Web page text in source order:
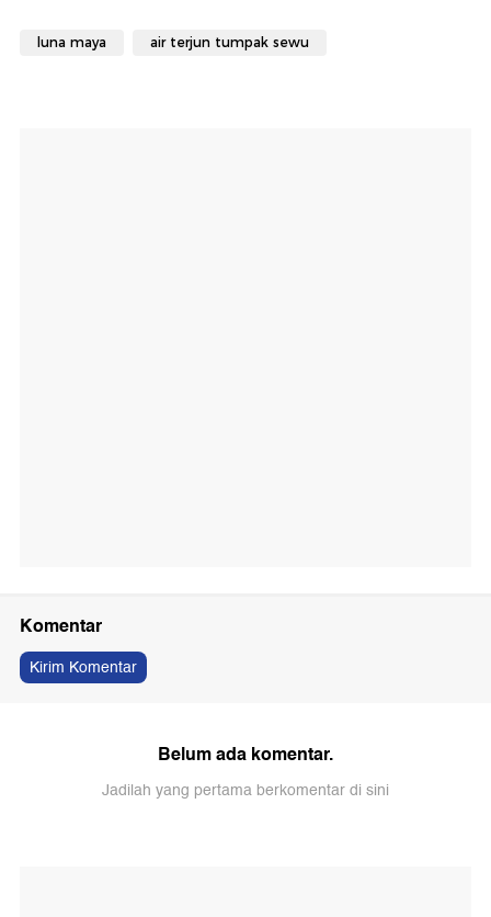
luna maya air terjun tumpak sewu
Komentar
Kirim Komentar
Belum ada komentar.
Jadilah yang pertama berkomentar di sini